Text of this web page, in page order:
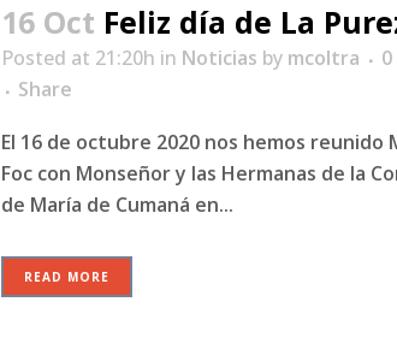
16 Oct Feliz día de La
Posted at 21:20h in Noticias by mcoltra
Share
El 16 de octubre 2020 nos hemos reunido
Foc con Monseñor y las Hermanas de la
de María de Cumaná en...
READ MORE